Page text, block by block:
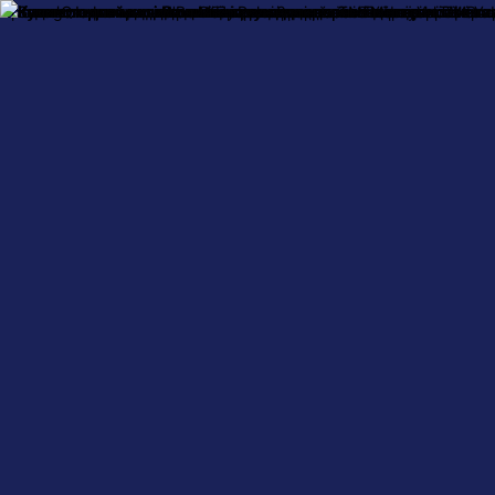
Про насОплата і доставкаОбмін та поверненняКонтактна